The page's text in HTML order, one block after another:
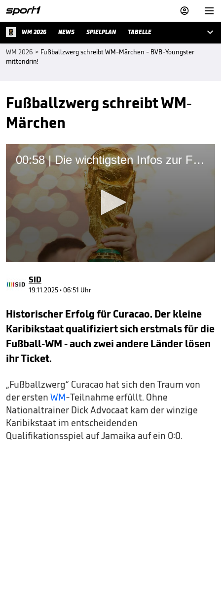


WM 2026 NEWS SPIELPLAN TABELLE 
WM 2026 > Fußballzwerg schreibt WM-Märchen - BVB-Youngster
mittendrin!
Fußballzwerg schreibt WM-
Märchen
00:58 | Die wichtigsten Infos zur Fußball-WM 2026
of
58
SID
19.11.2025 • 06:51 Uhr
Historischer Erfolg für Curacao. Der kleine
Karibikstaat qualifiziert sich erstmals für die
Fußball-WM - auch zwei andere Länder lösen
ihr Ticket.
„Fußballzwerg“ Curacao hat sich den Traum von
der ersten WM-Teilnahme erfüllt. Ohne
Nationaltrainer Dick Advocaat kam der winzige
Karibikstaat im entscheidenden
Qualifikationsspiel auf Jamaika auf ein 0:0.